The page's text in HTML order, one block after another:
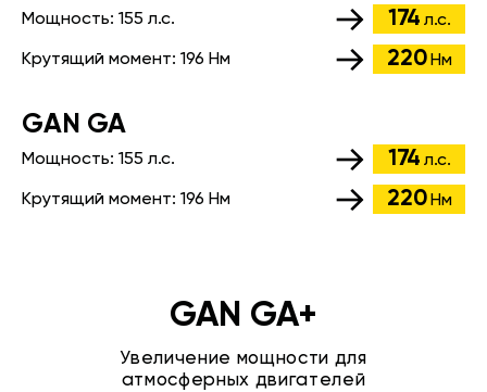
Мощность: 155 л.с. 174 л.с.
Крутящий момент: 196 Нм 220 Нм
GАN GA
Мощность: 155 л.с. 174 л.с.
Крутящий момент: 196 Нм 220 Нм
GAN GA+
Увеличение мощности для
атмосферных двигателей